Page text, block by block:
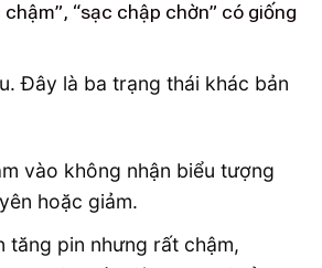
chậm”, “sạc chập chờn” có giống
Đây là ba trạng thái khác bản
vào không nhận biểu tượng
hoặc giảm.
tăng pin nhưng rất chậm,